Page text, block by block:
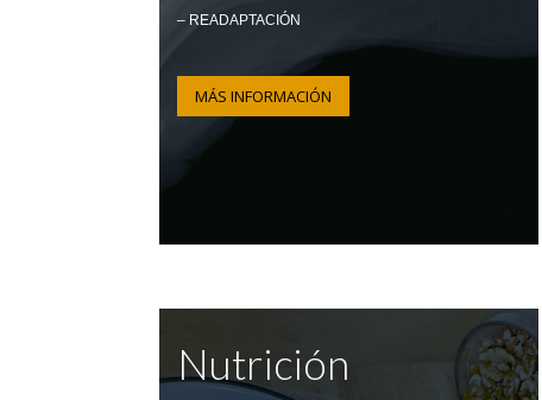
– READAPTACIÓN
MÁS INFORMACIÓN
Nutrición